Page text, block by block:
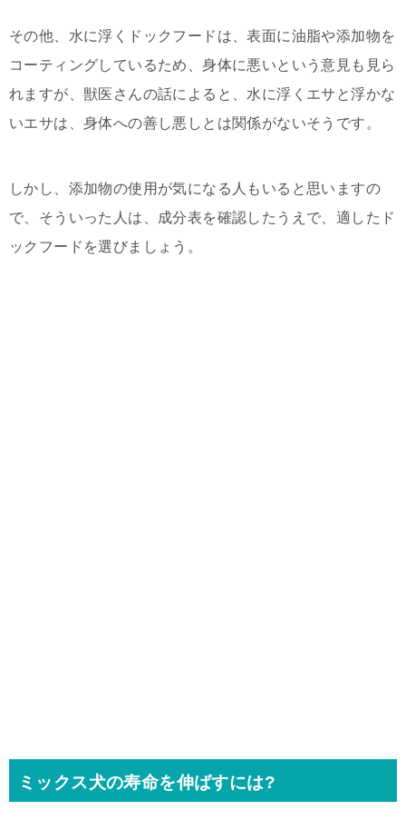
その他、水に浮くドックフードは、表面に油脂や添加物を
コーティングしているため、身体に悪いという意見も見ら
れますが、獣医さんの話によると、水に浮くエサと浮かな
いエサは、身体への善し悪しとは関係がないそうです。
しかし、添加物の使用が気になる人もいると思いますの
で、そういった人は、成分表を確認したうえで、適したド
ックフードを選びましょう。
ミックス犬の寿命を伸ばすには?